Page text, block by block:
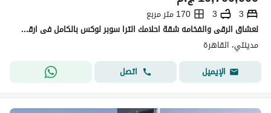
3
3
170 متر مربع
لعشاق الرقى والفخامه شقة احلامك الترا سوبر لوكس بالكامل فى ارقى واميز مراحل مدينتى بفيو ولا اروع
مدينتي، القاهرة
الإيميل
اتصل